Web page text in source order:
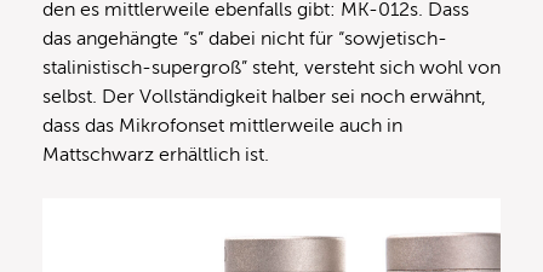
den es mittlerweile ebenfalls gibt: MK-012s. Dass
das angehängte “s” dabei nicht für “sowjetisch-
stalinistisch-supergroß” steht, versteht sich wohl von
selbst. Der Vollständigkeit halber sei noch erwähnt,
dass das Mikrofonset mittlerweile auch in
Mattschwarz erhältlich ist.